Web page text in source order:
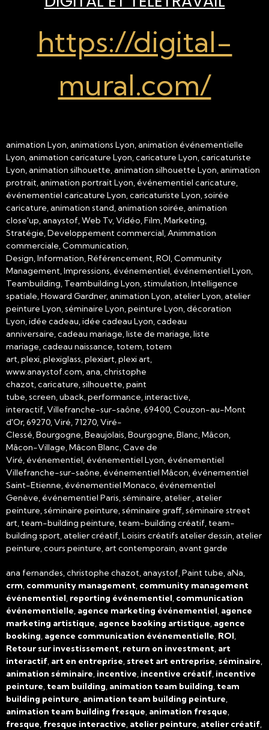
https://digital-
mural.com/
animation Lyon, animations Lyon, animation événementielle
Lyon, animation caricature Lyon, caricature Lyon, caricaturiste
Lyon, animation silhouette, animation silhouette Lyon, animation
protrait, animation portrait Lyon, événementiel caricature,
événementiel caricature Lyon, caricaturiste Lyon, soirée
caricature, animation stand, animation soirée, animation
close'up, anaystof, Web Tv, Vidéo, Film, Marketing,
Stratégie, Developpement commercial, Animmation
commerciale, Communication,
Design, Information, Référencement, ROI, Community
Management, Impressions, événementiel, événementiel Lyon,
Teambuilding, Teambuilding Lyon, stimulation, Intelligence
spatiale, Howard Gardner, animation Lyon, atelier Lyon, atelier
peinture Lyon, séminaire Lyon, peinture Lyon, décoration
Lyon, idée cadeau, idée cadeau Lyon, cadeau
anniversaire, cadeau mariage, liste de mariage, liste
mariage, cadeau naissance, totem, totem
art, plexi, plexiglass, plexiart, plexi art,
www.anaystof.com, ana, christophe
chazot, caricature, silhouette, paint
tube, screen, uback, performance, interactive,
interactif, Villefranche-sur-saône, 69400, Couzon-au-Mont
d'Or, 69270, Viré, 71270, Viré-
Clessé, Bourgogne, Beaujolais, Bourgogne, Blanc, Mâcon,
Mâcon-Village, Mâcon Blanc, Cave de
Viré, événementiel, événementiel Lyon, événementiel
Villefranche-sur-saône, événementiel Mâcon, événementiel
Saint-Etienne, événementiel Monaco, événementiel
Genève, événementiel Paris, séminaire, atelier , atelier
peinture, séminaire peinture, séminaire graff, séminaire street
art, team-building peinture, team-building créatif, team-
building sport, atelier créatif, Loisirs créatifs atelier dessin, atelier
peinture, cours peinture, art contemporain, avant garde
ana fernandes, christophe chazot, anaystof, Paint tube, aNa,
crm, community management, community management
événementiel, reporting événementiel, communication
événementielle, agence marketing événementiel, agence
marketing artistique, agence booking artistique, agence
booking, agence communication événementielle, ROI,
Retour sur investissement, return on investment, art
interactif, art en entreprise, street art entreprise, séminaire,
animation séminaire, incentive, incentive créatif, incentive
peinture, team building, animation team building, team
building peinture, animation team building peinture,
animation team building fresque, animation fresque,
fresque, fresque interactive, atelier peinture, atelier créatif,